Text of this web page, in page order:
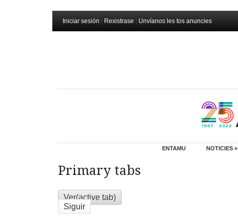
Iniciar sesión Rexistrase Unvíanos les tos anuncies
ENTAMU NOTICIES »
Primary tabs
Ver(active tab)
Siguir